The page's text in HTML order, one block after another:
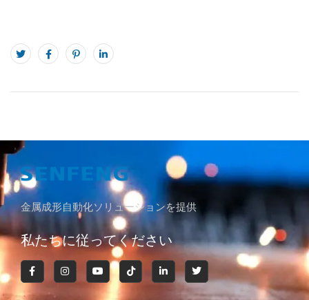
金属成形自動化ソリューションを提供
私たちに従ってください